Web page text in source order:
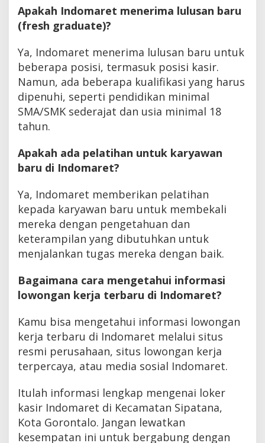
Apakah Indomaret menerima lulusan baru
(fresh graduate)?
Ya, Indomaret menerima lulusan baru untuk
beberapa posisi, termasuk posisi kasir.
Namun, ada beberapa kualifikasi yang harus
dipenuhi, seperti pendidikan minimal
SMA/SMK sederajat dan usia minimal 18
tahun.
Apakah ada pelatihan untuk karyawan
baru di Indomaret?
Ya, Indomaret memberikan pelatihan
kepada karyawan baru untuk membekali
mereka dengan pengetahuan dan
keterampilan yang dibutuhkan untuk
menjalankan tugas mereka dengan baik.
Bagaimana cara mengetahui informasi
lowongan kerja terbaru di Indomaret?
Kamu bisa mengetahui informasi lowongan
kerja terbaru di Indomaret melalui situs
resmi perusahaan, situs lowongan kerja
terpercaya, atau media sosial Indomaret.
Itulah informasi lengkap mengenai loker
kasir Indomaret di Kecamatan Sipatana,
Kota Gorontalo. Jangan lewatkan
kesempatan ini untuk bergabung dengan